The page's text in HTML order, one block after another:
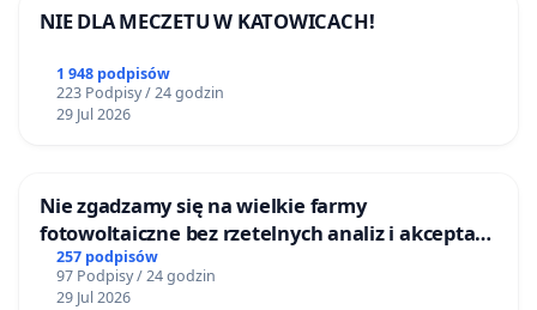
NIE DLA MECZETU W KATOWICACH!
1 948 podpisów
223 Podpisy / 24 godzin
29 Jul 2026
Nie zgadzamy się na wielkie farmy
fotowoltaiczne bez rzetelnych analiz i akceptacji
mieszkańców
257 podpisów
97 Podpisy / 24 godzin
29 Jul 2026